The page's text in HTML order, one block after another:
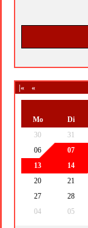
|« «
Mo
Di
30
31
06
07
13
14
20
21
27
28
04
05